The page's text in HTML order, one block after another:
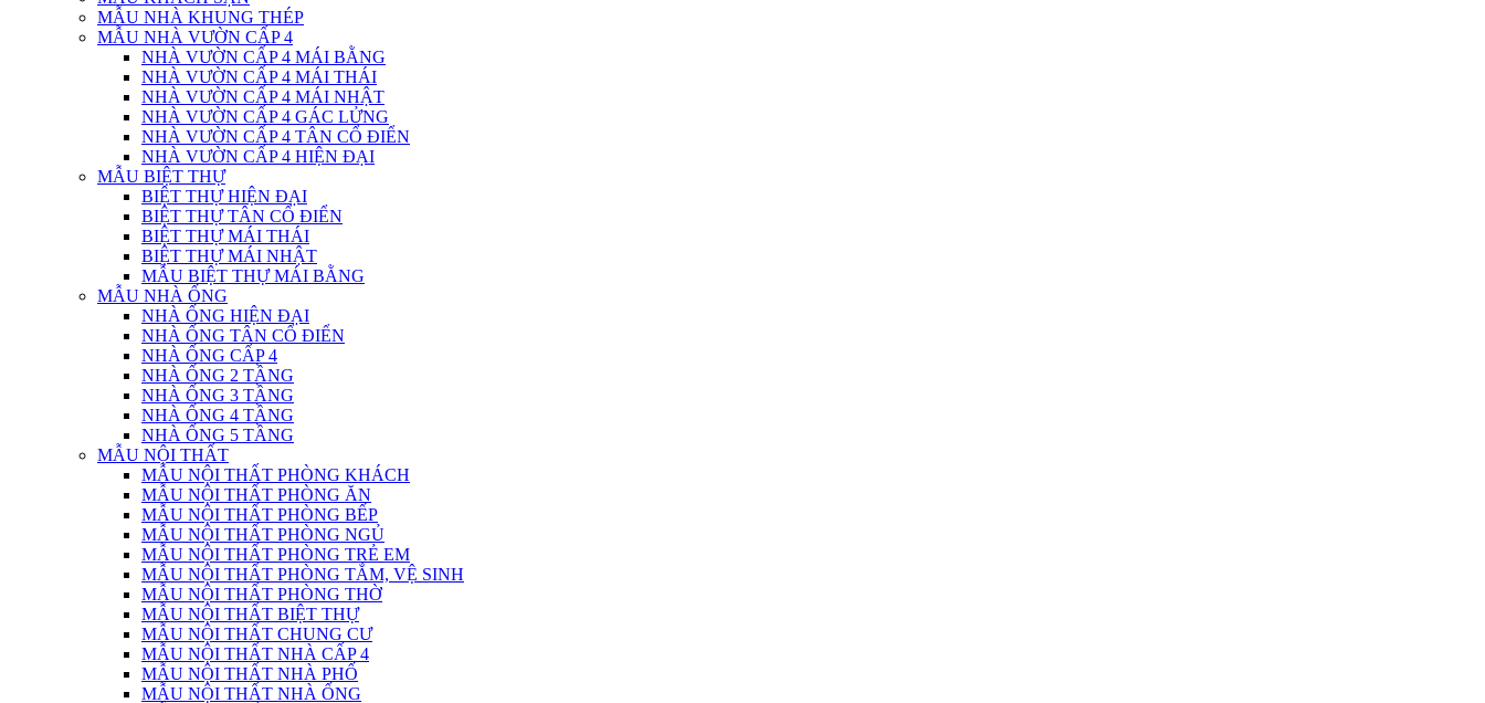
MẪU NHÀ KHUNG THÉP
MẪU NHÀ VƯỜN CẤP 4
NHÀ VƯỜN CẤP 4 MÁI BẰNG
NHÀ VƯỜN CẤP 4 MÁI THÁI
NHÀ VƯỜN CẤP 4 MÁI NHẬT
NHÀ VƯỜN CẤP 4 GÁC LỬNG
NHÀ VƯỜN CẤP 4 TÂN CỔ ĐIỂN
NHÀ VƯỜN CẤP 4 HIỆN ĐẠI
MẪU BIỆT THỰ
BIỆT THỰ HIỆN ĐẠI
BIỆT THỰ TÂN CỔ ĐIỂN
BIỆT THỰ MÁI THÁI
BIỆT THỰ MÁI NHẬT
MẪU BIỆT THỰ MÁI BẰNG
MẪU NHÀ ỐNG
NHÀ ỐNG HIỆN ĐẠI
NHÀ ỐNG TÂN CỔ ĐIỂN
NHÀ ỐNG CẤP 4
NHÀ ỐNG 2 TẦNG
NHÀ ỐNG 3 TẦNG
NHÀ ỐNG 4 TẦNG
NHÀ ỐNG 5 TẦNG
MẪU NỘI THẤT
MẪU NỘI THẤT PHÒNG KHÁCH
MẪU NỘI THẤT PHÒNG ĂN
MẪU NỘI THẤT PHÒNG BẾP
MẪU NỘI THẤT PHÒNG NGỦ
MẪU NỘI THẤT PHÒNG TRẺ EM
MẪU NỘI THẤT PHÒNG TẮM, VỆ SINH
MẪU NỘI THẤT PHÒNG THỜ
MẪU NỘI THẤT BIỆT THỰ
MẪU NỘI THẤT CHUNG CƯ
MẪU NỘI THẤT NHÀ CẤP 4
MẪU NỘI THẤT NHÀ PHỐ
MẪU NỘI THẤT NHÀ ỐNG